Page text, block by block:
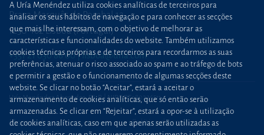
Praça Marquês de Pombal,12
1250-162 Lisboa (Portugal)
+351 21 030 86 00 lisboa@uria.com
Uría Menéndez Abogados, S.L.P. | NIPC PT980226511
Mapa web Política de cookies
A Uría Menéndez utiliza cookies analíticas de terceiros para
analisar os seus hábitos de navegação e para conhecer as secções
que mais lhe interessam, com o objetivo de melhorar as
características e funcionalidades do website. Também utilizamos
cookies técnicas próprias e de terceiros para recordarmos as suas
preferências, atenuar o risco associado ao spam e ao tráfego de bots
e permitir a gestão e o funcionamento de algumas secções deste
website. Se clicar no botão “Aceitar”, estará a aceitar o
armazenamento de cookies analíticas, que só então serão
armazenadas. Se clicar em “Rejeitar”, estará a opor-se à utilização
de cookies analíticas, caso em que apenas serão utilizadas as